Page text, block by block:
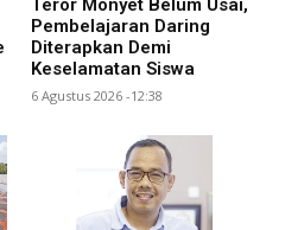
Teror Monyet Belum Usai,
Pembelajaran Daring
Diterapkan Demi
Keselamatan Siswa
6 Agustus 2026 -12:38